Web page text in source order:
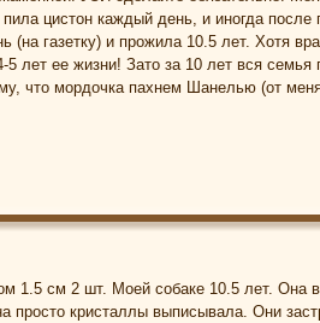
цистон каждый день, и иногда после
(на газетку) и прожила 10.5 лет. Хотя
лет ее жизни! Зато за 10 лет вся
что мордочка пахнем Шанелью (от
1.5 см 2 шт. Моей собаке 10.5 лет. Она
кристаллы выписывала. Они